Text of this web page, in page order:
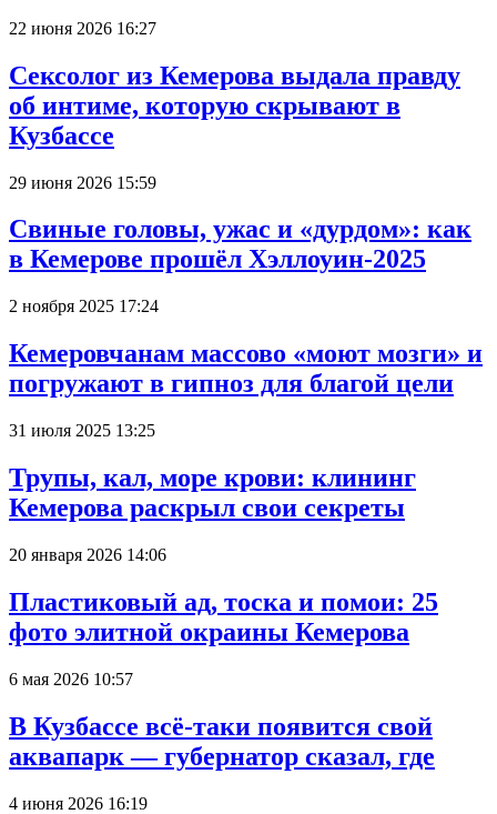
22 июня 2026 16:27
Сексолог из Кемерова выдала правду
об интиме, которую скрывают в
Кузбассе
29 июня 2026 15:59
Свиные головы, ужас и «дурдом»: как
в Кемерове прошёл Хэллоуин-2025
2 ноября 2025 17:24
Кемеровчанам массово «моют мозги» и
погружают в гипноз для благой цели
31 июля 2025 13:25
Трупы, кал, море крови: клининг
Кемерова раскрыл свои секреты
20 января 2026 14:06
Пластиковый ад, тоска и помои: 25
фото элитной окраины Кемерова
6 мая 2026 10:57
В Кузбассе всё-таки появится свой
аквапарк — губернатор сказал, где
4 июня 2026 16:19